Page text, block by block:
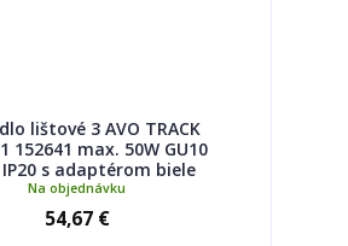
lištové 3 AVO TRACK
152641 max. 50W GU10
IP20 s adaptérom biele
54,67 €
Na objednávku